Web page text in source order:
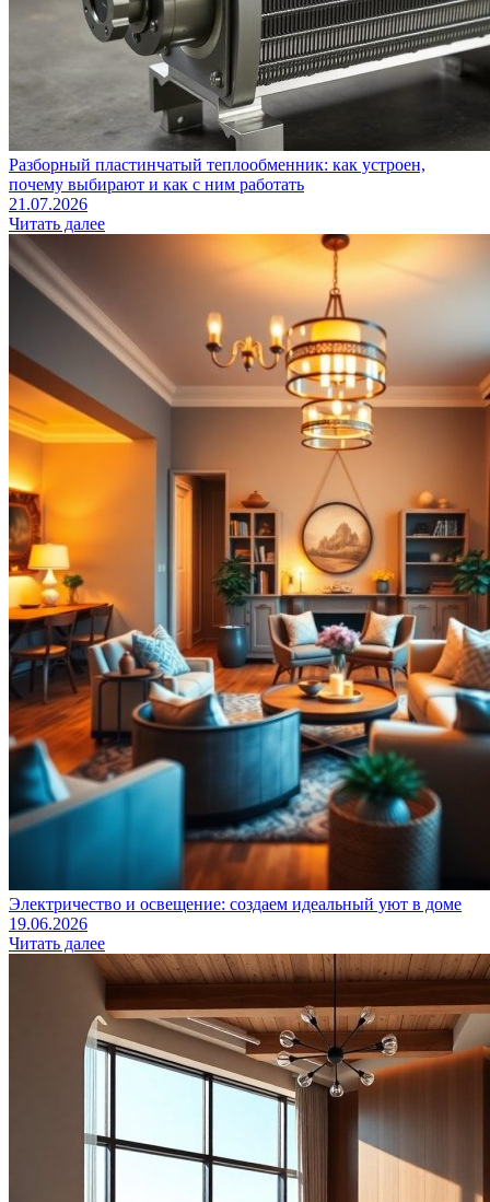
Разборный пластинчатый теплообменник: как устроен,
почему выбирают и как с ним работать
21.07.2026
Читать далее
Электричество и освещение: создаем идеальный уют в доме
19.06.2026
Читать далее